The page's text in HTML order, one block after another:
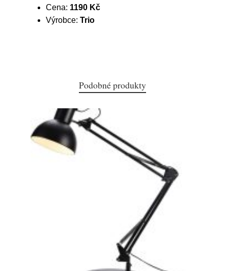
Cena: 1190 Kč
Výrobce: Trio
Podobné produkty